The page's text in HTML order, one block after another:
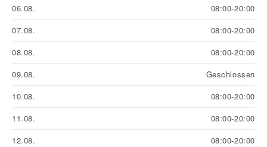
06.08.
08:00-20:00
07.08.
08:00-20:00
08.08.
08:00-20:00
09.08.
Geschlossen
10.08.
08:00-20:00
11.08.
08:00-20:00
12.08.
08:00-20:00